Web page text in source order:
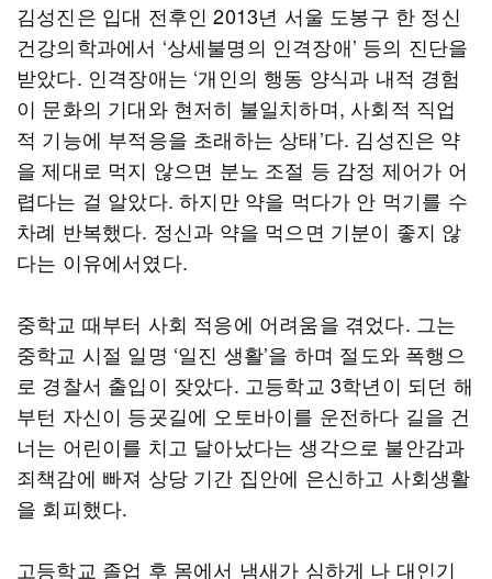
김성진은 입대 전후인 2013년 서울 도봉구 한 정신
건강의학과에서 ‘상세불명의 인격장애’ 등의 진단을
받았다. 인격장애는 ‘개인의 행동 양식과 내적 경험
이 문화의 기대와 현저히 불일치하며, 사회적 직업
적 기능에 부적응을 초래하는 상태’다. 김성진은 약
을 제대로 먹지 않으면 분노 조절 등 감정 제어가 어
렵다는 걸 알았다. 하지만 약을 먹다가 안 먹기를 수
차례 반복했다. 정신과 약을 먹으면 기분이 좋지 않
다는 이유에서였다.
중학교 때부터 사회 적응에 어려움을 겪었다. 그는
중학교 시절 일명 ‘일진 생활’을 하며 절도와 폭행으
로 경찰서 출입이 잦았다. 고등학교 3학년이 되던 해
부턴 자신이 등굣길에 오토바이를 운전하다 길을 건
너는 어린이를 치고 달아났다는 생각으로 불안감과
죄책감에 빠져 상당 기간 집안에 은신하고 사회생활
을 회피했다.
고등학교 졸업 후 몸에서 냄새가 심하게 나 대인기